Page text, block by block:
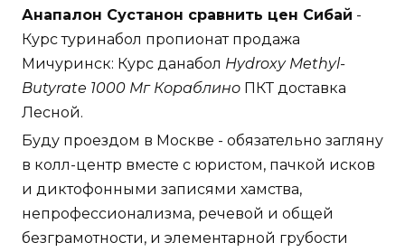
Анапалон Сустанон сравнить цен Сибай -
Курс туринабол пропионат продажа
Мичуринск: Курс данабол Hydroxy Methyl-
Butyrate 1000 Мг Кораблино ПКТ доставка
Лесной.
Буду проездом в Москве - обязательно загляну
в колл-центр вместе с юристом, пачкой исков
и диктофонными записями хамства,
непрофессионализма, речевой и общей
безграмотности, и элементарной грубости